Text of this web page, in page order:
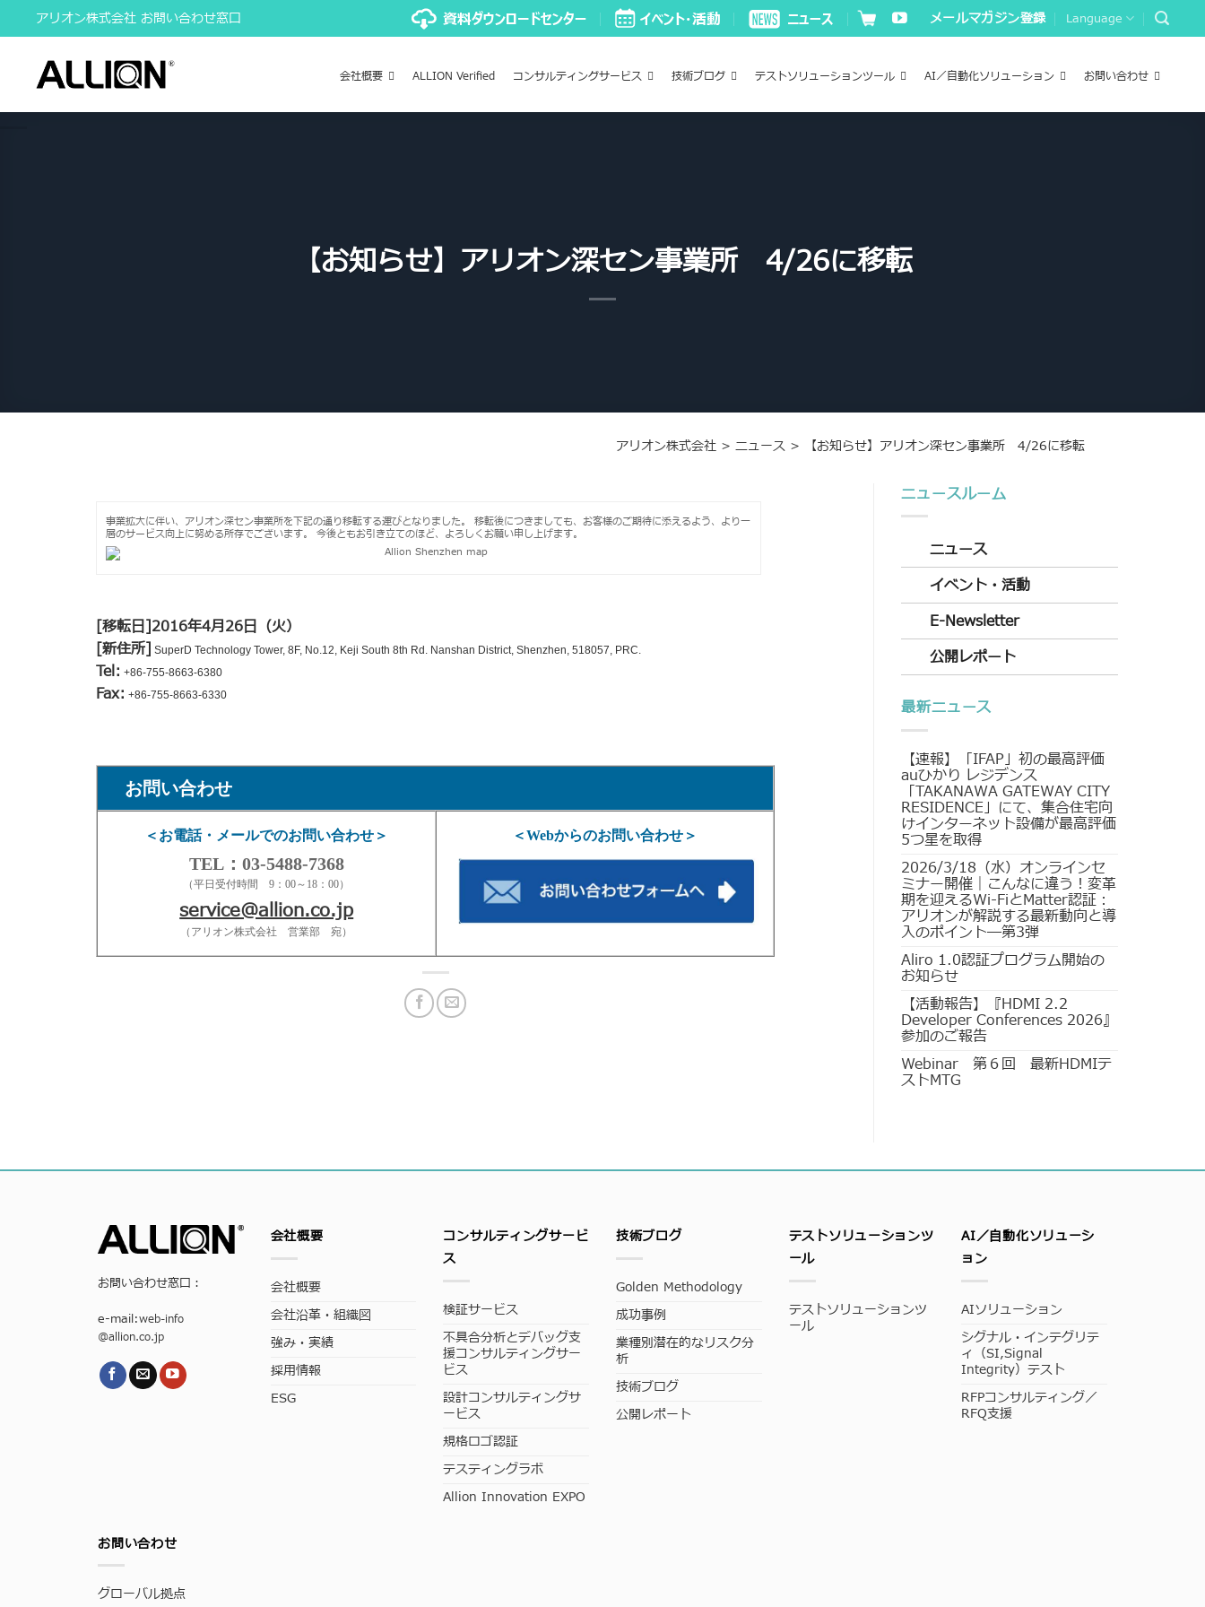
to
content
アリオン株式会社 お問い合わせ窓口 メールマガジン登録 Language
会社概要 ALLION Verified コンサルティングサービス 技術ブログ テストソリューションツール AI／自動化ソリューション お問い合わせ
【お知らせ】アリオン深セン事業所 4/26に移転
アリオン株式会社> ニュース> 【お知らせ】アリオン深セン事業所 4/26に移転
事業拡大に伴い、アリオン深セン事業所を下記の通り移転する運びとなりました。 移転後につきましても、お客様のご期待に添えるよう、より一
層のサービス向上に努める所存でございます。 今後ともお引き立てのほど、よろしくお願い申し上げます。
[移転日]2016年4月26日（火）
[新住所] SuperD Technology Tower, 8F, No.12, Keji South 8th Rd. Nanshan District, Shenzhen, 518057, PRC.
Tel: +86-755-8663-6380
Fax: +86-755-8663-6330
お問い合わせ
＜お電話・メールでのお問い合わせ＞
TEL：03-5488-7368
（平日受付時間 9：00～18：00）
service@allion.co.jp
（アリオン株式会社 営業部 宛）
＜Webからのお問い合わせ＞
ニュースルーム
ニュース
イベント・活動
E-Newsletter
公開レポート
最新ニュース
【速報】「IFAP」初の最高評価
auひかり レジデンス
「TAKANAWA GATEWAY CITY
RESIDENCE」にて、集合住宅向
けインターネット設備が最高評価
5つ星を取得
2026/3/18（水）オンラインセ
ミナー開催｜こんなに違う！変革
期を迎えるWi-FiとMatter認証：
アリオンが解説する最新動向と導
入のポイント―第3弾
Aliro 1.0認証プログラム開始の
お知らせ
【活動報告】『HDMI 2.2
Developer Conferences 2026』
参加のご報告
Webinar 第６回 最新HDMIテ
ストMTG
お問い合わせ窓口：
e-mail:web-info
@allion.co.jp
会社概要
会社概要
会社沿革・組織図
強み・実績
採用情報
ESG
コンサルティングサービ
ス
検証サービス
不具合分析とデバッグ支
援コンサルティングサー
ビス
設計コンサルティングサ
ービス
規格ロゴ認証
テスティングラボ
Allion Innovation EXPO
技術ブログ
Golden Methodology
成功事例
業種別潜在的なリスク分
析
技術ブログ
公開レポート
テストソリューションツ
ール
テストソリューションツ
ール
AI／自動化ソリューシ
ョン
AIソリューション
シグナル・インテグリテ
ィ（SI,Signal
Integrity）テスト
RFPコンサルティング／
RFQ支援
お問い合わせ
グローバル拠点